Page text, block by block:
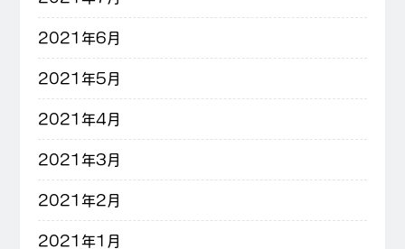
2021年6月
2021年5月
2021年4月
2021年3月
2021年2月
2021年1月